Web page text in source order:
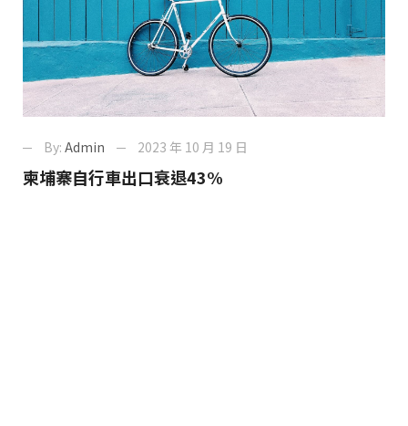
By: Admin 2023 年 10 月 19 日
柬埔寨自行車出口衰退43%